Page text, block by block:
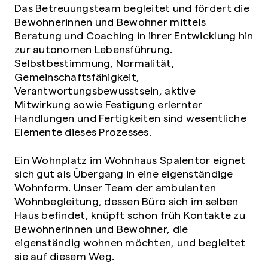
Das Betreuungsteam begleitet und fördert die
Bewohnerinnen und Bewohner mittels
Beratung und Coaching in ihrer Entwicklung hin
zur autonomen Lebensführung.
Selbstbestimmung, Normalität,
Gemeinschaftsfähigkeit,
Verantwortungsbewusstsein, aktive
Mitwirkung sowie Festigung erlernter
Handlungen und Fertigkeiten sind wesentliche
Elemente dieses Prozesses.
Ein Wohnplatz im Wohnhaus Spalentor eignet
sich gut als Übergang in eine eigenständige
Wohnform. Unser Team der ambulanten
Wohnbegleitung, dessen Büro sich im selben
Haus befindet, knüpft schon früh Kontakte zu
Bewohnerinnen und Bewohner, die
eigenständig wohnen möchten, und begleitet
sie auf diesem Weg.